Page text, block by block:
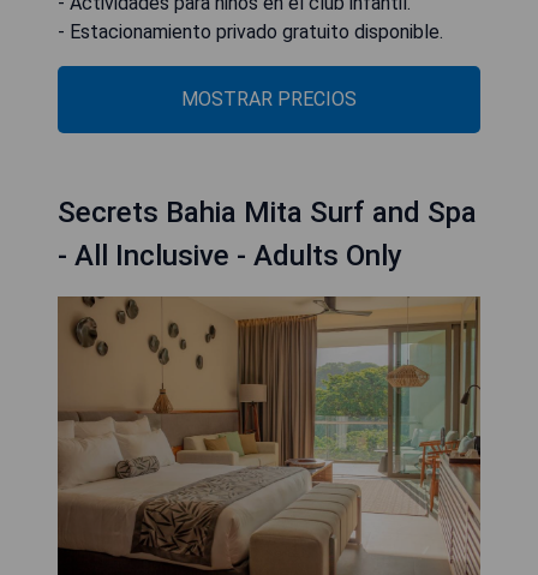
- Estacionamiento privado gratuito disponible.
MOSTRAR PRECIOS
Secrets Bahia Mita Surf and Spa
- All Inclusive - Adults Only